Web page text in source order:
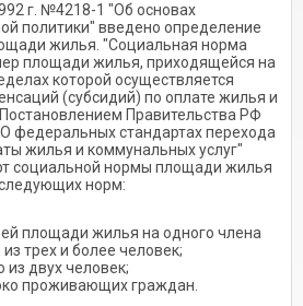
г. №4218-1 "Об основах
политики" введено определение
жилья. "Социальная норма
площади жилья, приходящейся на
которой осуществляется
(субсидий) по оплате жилья и
Правительства РФ
федеральных стандартах перехода
жилья и коммунальных услуг"
социальной нормы площади жилья
норм:
площади жилья на одного члена
трех и более человек;
из двух человек;
проживающих граждан.